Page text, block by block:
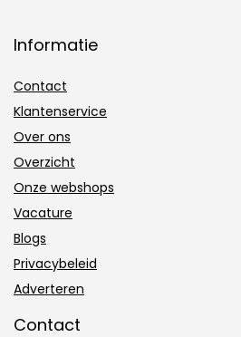
Informatie
Contact
Klantenservice
Over ons
Overzicht
Onze webshops
Vacature
Blogs
Privacybeleid
Adverteren
Contact